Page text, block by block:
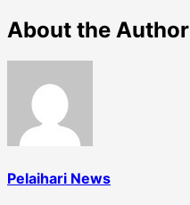
About the Author
Pelaihari News